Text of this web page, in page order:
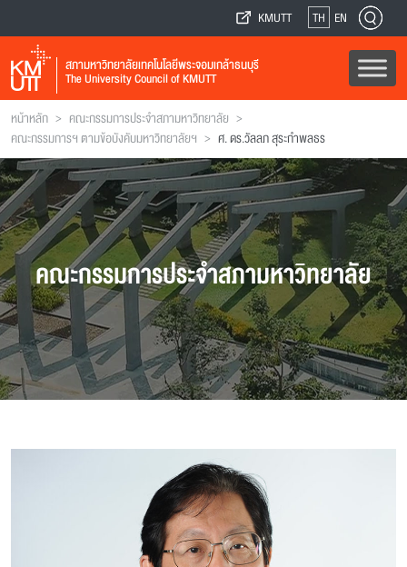
KMUTT TH EN
สภามหาวิทยาลัยเทคโนโลยีพระจอมเกล้าธนบุรี
The University Council of KMUTT
หน้าหลัก > คณะกรรมการประจำสภามหาวิทยาลัย >
คณะกรรมการฯ ตามข้อบังคับมหาวิทยาลัยฯ > ศ. ดร.วัลลภ สุระกำพลธร
คณะกรรมการประจำสภามหาวิทยาลัย